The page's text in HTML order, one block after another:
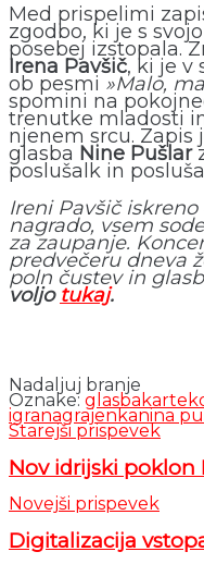
Med prispelimi
zgodbo, ki je s
posebej izstopala.
Irena Pavšič, ki je v
ob pesmi »Malo,
spomini na
trenutke mladosti
njenem srcu. Zapis
glasba Nine Pušlar
poslušalk in
Ireni Pavšič
nagrado, vsem
za zaupanje.
predvečeru dneva
poln čustev in
voljo tukaj.
Nadaljuj branje
Oznake: glasba karte
igranagrajenkanina
Starejši prispevek
Nov idrijski poklon
Novejši prispevek
Digitalizacija